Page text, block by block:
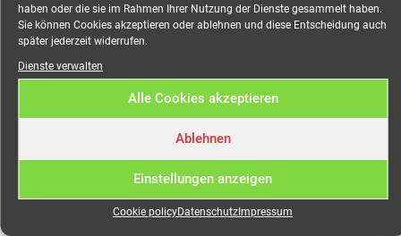
haben oder die sie im Rahmen Ihrer Nutzung der Dienste gesammelt haben.
Sie können Cookies akzeptieren oder ablehnen und diese Entscheidung auch
später jederzeit widerrufen.
Dienste verwalten
Alle Cookies akzeptieren
Ablehnen
Einstellungen anzeigen
Cookie policyDatenschutzImpressum
SiRoX Verlängerung, schwarz, 5 m, 1x CEE-Stecker
Ausgezeichnet durch hochwertige Verarbeitung und
besondere Langlebigkeit, überzeugt SiRoX® Kabel
und Verlängerungen auch für den anspruchsvollen